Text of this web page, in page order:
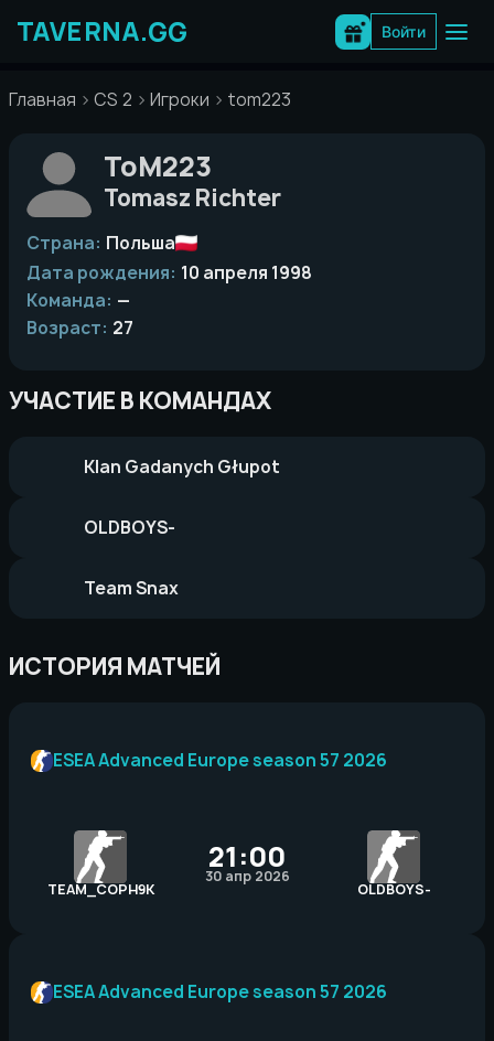
содержимому
Войти
Главная CS 2 Игроки tom223
ToM223
Tomasz Richter
Страна: Польша
Дата рождения: 10 апреля 1998
Команда: —
Возраст: 27
УЧАСТИЕ В КОМАНДАХ
Klan Gadanych Głupot
OLDBOYS-
Team Snax
ИСТОРИЯ МАТЧЕЙ
TEAM_COPH9K
21:00
30 апр 2026
OLDBOYS-
ESEA Advanced Europe season 57 2026
ESEA Advanced Europe season 57 2026